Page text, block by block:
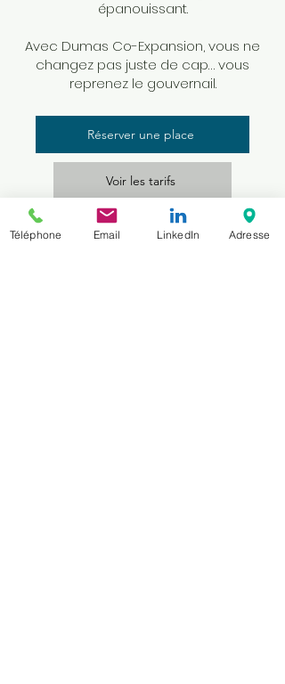
épanouissant.
Avec Dumas Co-Expansion, vous ne
changez pas juste de cap… vous
reprenez le gouvernail.
Réserver une place
Voir les tarifs
Téléphone Email LinkedIn Adresse